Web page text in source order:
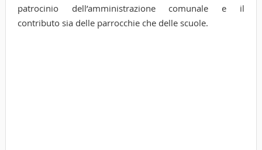
patrocinio dell’amministrazione comunale e il
contributo sia delle parrocchie che delle scuole.